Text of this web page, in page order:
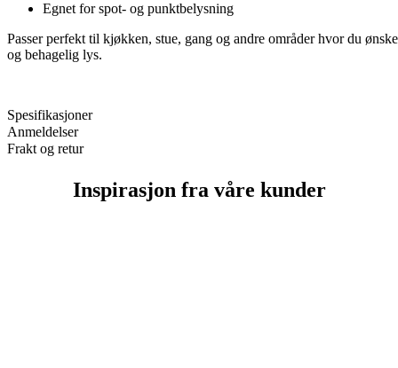
Egnet for spot- og punktbelysning
Passer perfekt til kjøkken, stue, gang og andre områder hvor du
og behagelig lys.
Spesifikasjoner
Anmeldelser
Frakt og retur
Inspirasjon fra våre kunder